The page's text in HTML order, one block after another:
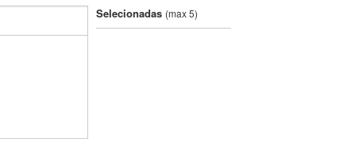
Selecionadas (max 5)